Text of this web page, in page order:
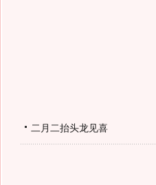
二月二抬头龙见喜